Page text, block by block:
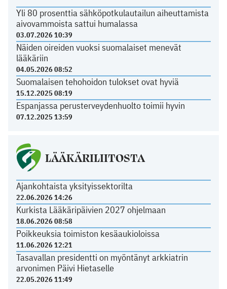
Yli 80 prosenttia sähköpotkulautailun aiheuttamista
aivovammoista sattui humalassa
03.07.2026 10:39
Näiden oireiden vuoksi suomalaiset menevät
lääkäriin
04.05.2026 08:52
Suomalaisen tehohoidon tulokset ovat hyviä
15.12.2025 08:19
Espanjassa perusterveydenhuolto toimii hyvin
07.12.2025 13:59
LÄÄKÄRILIITOSTA
Ajankohtaista yksityissektorilta
22.06.2026 14:26
Kurkista Lääkäripäivien 2027 ohjelmaan
18.06.2026 08:58
Poikkeuksia toimiston kesäaukioloissa
11.06.2026 12:21
Tasavallan presidentti on myöntänyt arkkiatrin
arvonimen Päivi Hietaselle
22.05.2026 11:49